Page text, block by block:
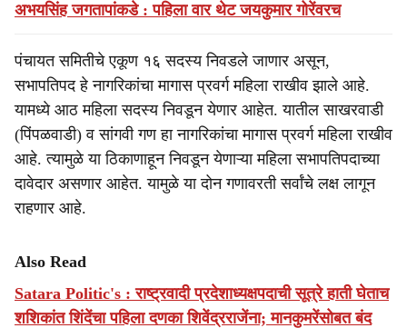
अभयसिंह जगतापांकडे : पहिला वार थेट जयकुमार गोरेंवरच
पंचायत समितीचे एकूण १६ सदस्य निवडले जाणार असून,
सभापतिपद हे नागरिकांचा मागास प्रवर्ग महिला राखीव झाले आहे.
यामध्ये आठ महिला सदस्य निवडून येणार आहेत. यातील साखरवाडी
(पिंपळवाडी) व सांगवी गण हा नागरिकांचा मागास प्रवर्ग महिला राखीव
आहे. त्‍यामुळे या ठिकाणाहून निवडून येणाऱ्या महिला सभापतिपदाच्या
दावेदार असणार आहेत. यामुळे या दोन गणावरती सर्वांचे लक्ष लागून
राहणार आहे.
Also Read
Satara Politic's : राष्ट्रवादी प्रदेशाध्यक्षपदाची सूत्रे हाती घेताच
शशिकांत शिंदेंचा पहिला दणका शिवेंद्रराजेंना; मानकुमरेंसोबत बंद